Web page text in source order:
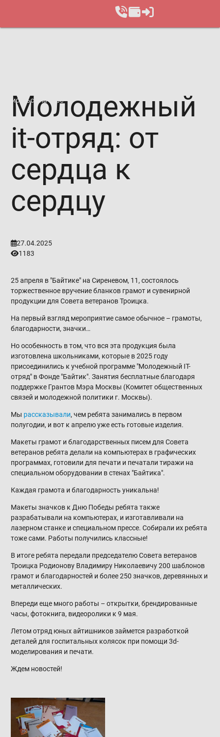
Записаться на курс
Молодежный
it-отряд: от
сердца к
сердцу
27.04.2025
1183
25 апреля в "Байтике" на Сиреневом, 11, состоялось
торжественное вручение бланков грамот и сувенирной
продукции для Совета ветеранов Троицка.
На первый взгляд мероприятие самое обычное – грамоты,
благодарности, значки…
Но особенность в том, что вся эта продукция была
изготовлена школьниками, которые в 2025 году
присоединились к учебной программе "Молодежный IT-
отряд" в Фонде "Байтик". Занятия бесплатные благодаря
поддержке Грантов Мэра Москвы (Комитет общественных
связей и молодежной политики г. Москвы).
Мы рассказывали, чем ребята занимались в первом
полугодии, и вот к апрелю уже есть готовые изделия.
Макеты грамот и благодарственных писем для Совета
ветеранов ребята делали на компьютерах в графических
программах, готовили для печати и печатали тиражи на
специальном оборудовании в стенах "Байтика".
Каждая грамота и благодарность уникальна!
Макеты значков к Дню Победы ребята также
разрабатывали на компьютерах, и изготавливали на
лазерном станке и специальном прессе. Собирали их ребята
тоже сами. Работы получились классные!
В итоге ребята передали председателю Совета ветеранов
Троицка Родионову Владимиру Николаевичу 200 шаблонов
грамот и благодарностей и более 250 значков, деревянных и
металлических.
Впереди еще много работы – открытки, брендированные
часы, фотокнига, видеоролики к 9 мая.
Летом отряд юных айтишников займется разработкой
деталей для госпитальных колясок при помощи 3d-
моделирования и печати.
Ждем новостей!